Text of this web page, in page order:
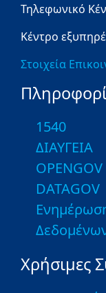
Τηλεφωνικό
Κέντρο
Στοιχεία
1540
ΔΙΑΥΓΕΙΑ
OPENGOV
DATAGOV
Χρήσιμες